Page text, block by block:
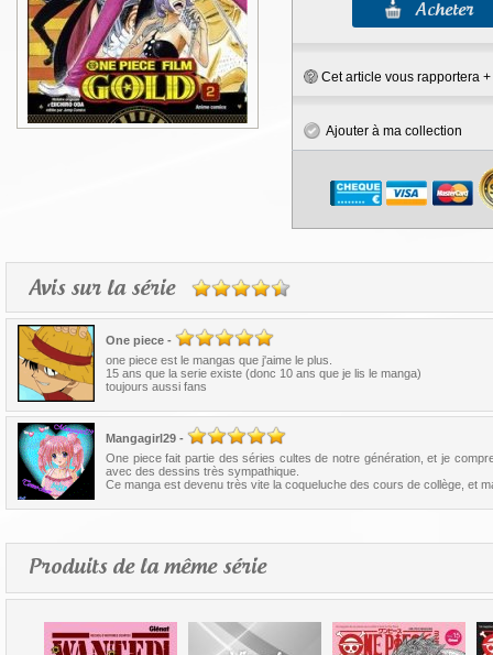
Cet article vous rapportera +
Ajouter à ma collection
Avis sur la série
One piece -
one piece est le mangas que j'aime le plus.
15 ans que la serie existe (donc 10 ans que je lis le manga)
toujours aussi fans
Mangagirl29 -
One piece fait partie des séries cultes de notre génération, et je
avec des dessins très sympathique.
Ce manga est devenu très vite la coqueluche des cours de collège, et
Produits de la même série